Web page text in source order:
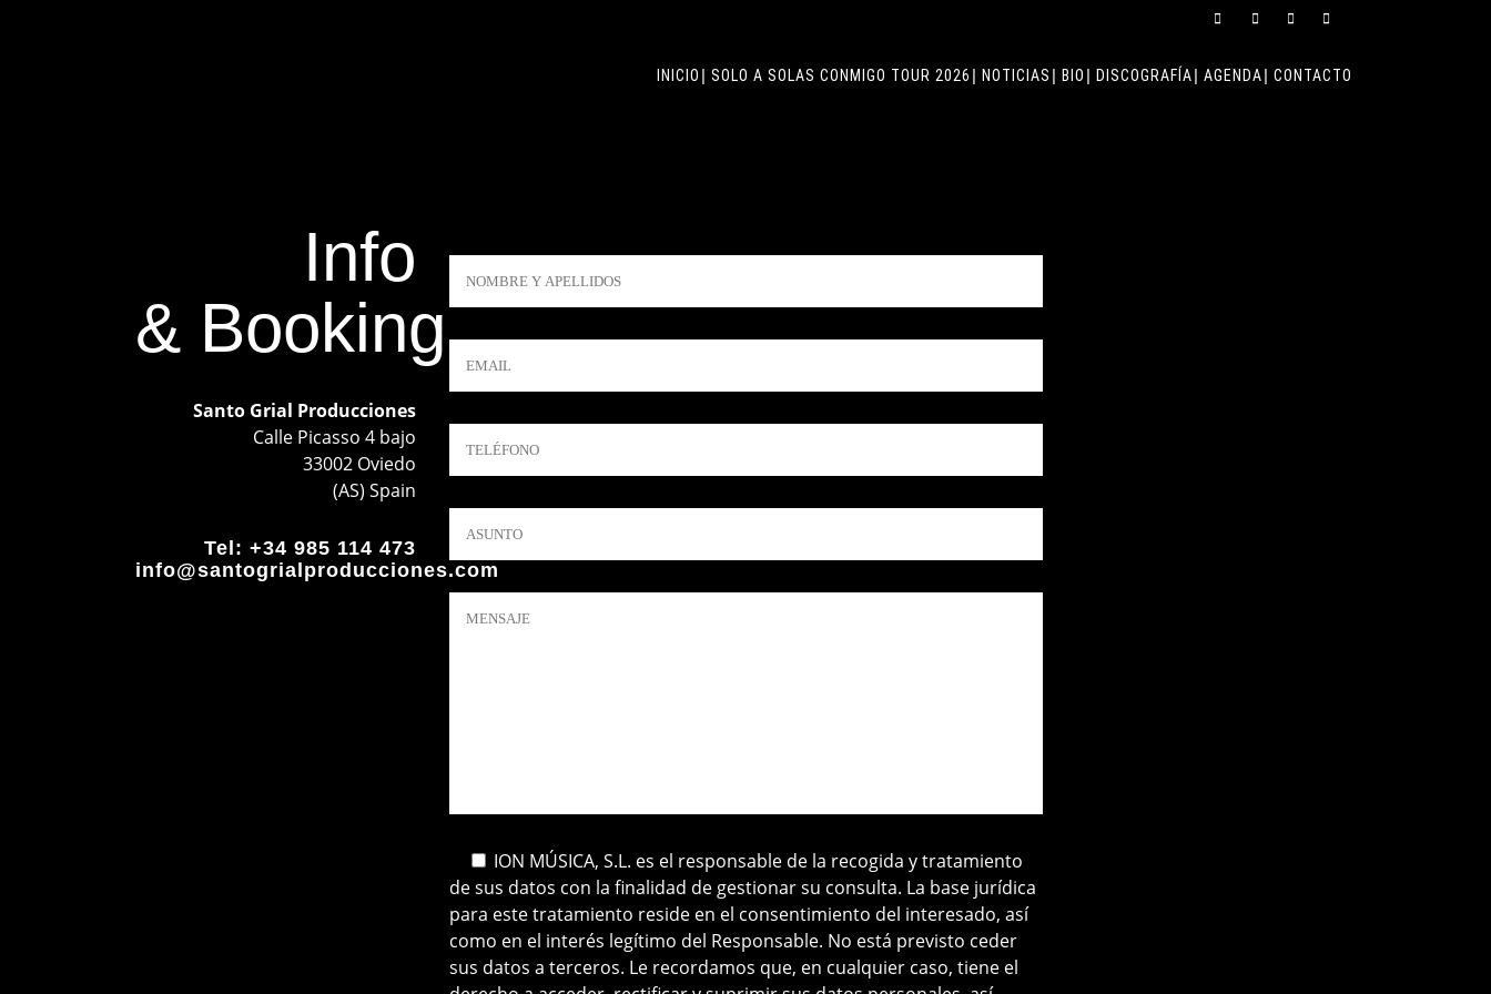
INICIO SOLO A SOLAS CONMIGO TOUR 2026 NOTICIAS BIO DISCOGRAFÍA AGENDA CONTACTO
Info
& Booking
Santo Grial Producciones
Calle Picasso 4 bajo
33002 Oviedo
(AS) Spain
Tel: +34 985 114 473
info@santogrialproducciones.com
ION MÚSICA, S.L. es el responsable de la recogida y tratamiento
de sus datos con la finalidad de gestionar su consulta. La base jurídica
para este tratamiento reside en el consentimiento del interesado, así
como en el interés legítimo del Responsable. No está previsto ceder
sus datos a terceros. Le recordamos que, en cualquier caso, tiene el